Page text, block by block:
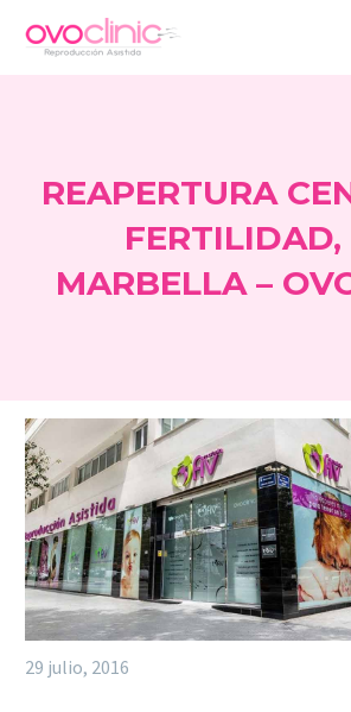
REAPERTURA
MARBELLA –
29 julio, 2016